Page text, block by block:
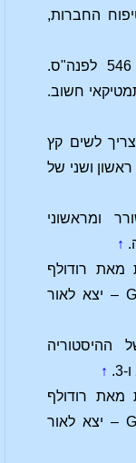
החברות,
546 לפנה"ס
.
חשוב.
כן, אני צריך לשים קץ
ושני של
ומראשוני
↑
מאת רודולף
, GA133 – יצא לאור
ההיסטוריה
↑
מאת רודולף
, GA133 – יצא לאור